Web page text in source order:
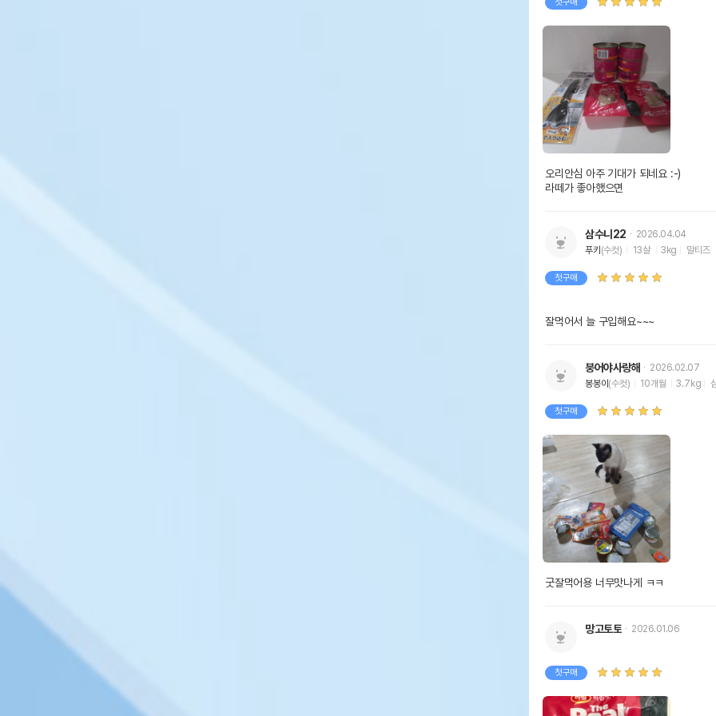
오리안심 아주 기대가 되네요 :-)
라떼가 좋아했으면
삼수니22
2026.04.04
푸키(수컷) 13살 3kg 말티즈
첫구매
잘먹어서 늘 구입해요~~~
붕어야사랑해
2026.02.07
봉봉이(수컷) 10개월 3.7kg
첫구매
굿잘먹어용 너무맛나게 ㅋㅋ
망고토토 2026.01.06
첫구매